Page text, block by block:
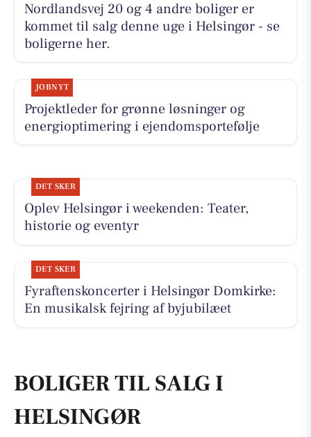
Nordlandsvej 20 og 4 andre boliger er
kommet til salg denne uge i Helsingør - se
boligerne her.
JOBNYT
Projektleder for grønne løsninger og
energioptimering i ejendomsportefølje
DET SKER
Oplev Helsingør i weekenden: Teater,
historie og eventyr
DET SKER
Fyraftenskoncerter i Helsingør Domkirke:
En musikalsk fejring af byjubilæet
BOLIGER TIL SALG I
HELSINGØR